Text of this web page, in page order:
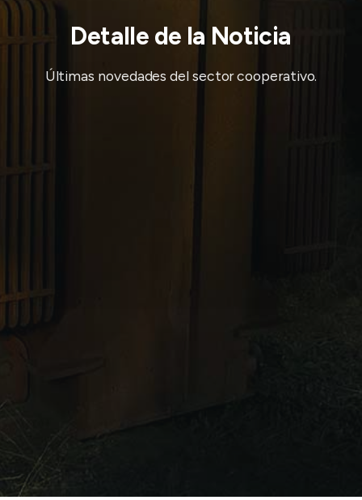
Detalle de la Noticia
Últimas novedades del sector cooperativo.